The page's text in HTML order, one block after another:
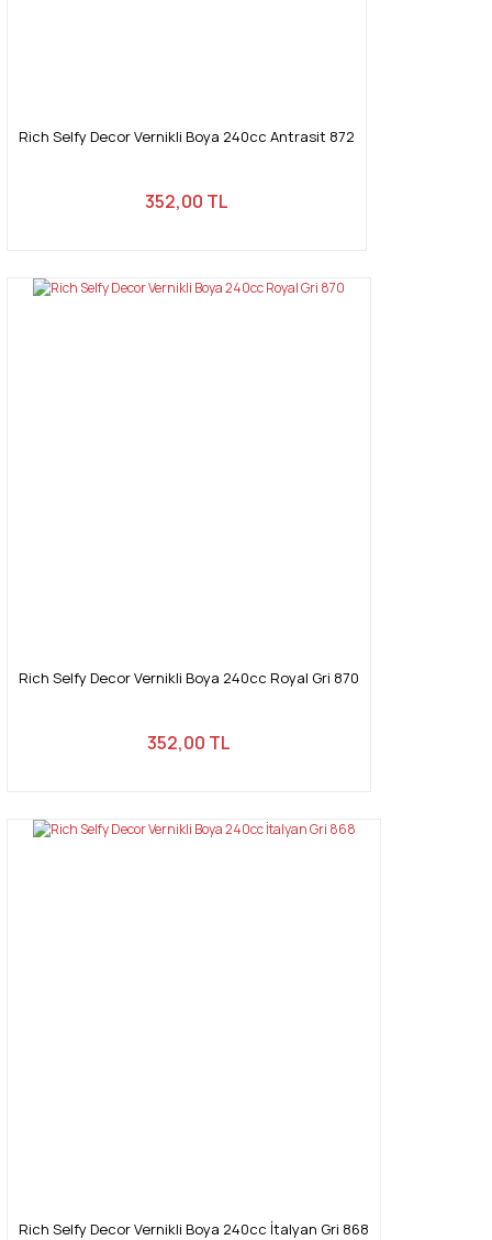
Rich Selfy Decor Vernikli Boya 240cc Antrasit 872
352,00 TL
Rich Selfy Decor Vernikli Boya 240cc Royal Gri 870
352,00 TL
Rich Selfy Decor Vernikli Boya 240cc İtalyan Gri 868